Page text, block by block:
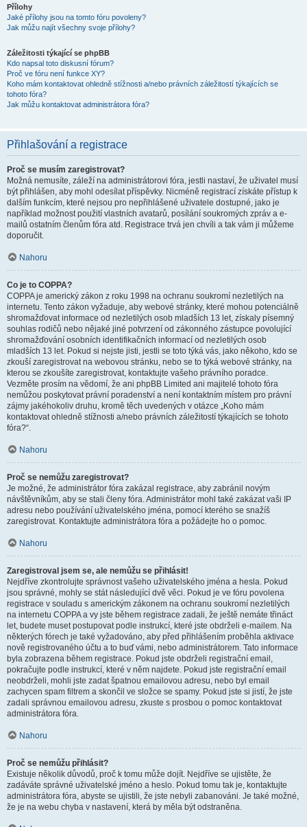
Přílohy
Jaké přílohy jsou na tomto fóru povoleny?
Jak můžu najít všechny svoje přílohy?
Záležitosti týkající se phpBB
Kdo napsal toto diskusní fórum?
Proč ve fóru není funkce XY?
Koho mám kontaktovat ohledně stížnosti a/nebo právních záležitostí týkajících se
tohoto fóra?
Jak můžu kontaktovat administrátora fóra?
Přihlašování a registrace
Proč se musím zaregistrovat?
Možná nemusíte, záleží na administrátorovi fóra, jestli nastaví, že uživatel musí
být přihlášen, aby mohl odesílat příspěvky. Nicméně registrací získáte přístup k
dalším funkcím, které nejsou pro nepřihlášené uživatele dostupné, jako je
například možnost použití vlastních avatarů, posílání soukromých zpráv a e-
mailů ostatním členům fóra atd. Registrace trvá jen chvíli a tak vám ji můžeme
doporučit.
Nahoru
Co je to COPPA?
COPPA je americký zákon z roku 1998 na ochranu soukromí nezletilých na
internetu. Tento zákon vyžaduje, aby webové stránky, které mohou potenciálně
shromažďovat informace od nezletilých osob mladších 13 let, získaly písemný
souhlas rodičů nebo nějaké jiné potvrzení od zákonného zástupce povolující
shromažďování osobních identifikačních informací od nezletilých osob
mladších 13 let. Pokud si nejste jisti, jestli se toto týká vás, jako někoho, kdo se
zkouší zaregistrovat na webovou stránku, nebo se to týká webové stránky, na
kterou se zkoušíte zaregistrovat, kontaktujte vašeho právního poradce.
Vezměte prosím na vědomí, že ani phpBB Limited ani majitelé tohoto fóra
nemůžou poskytovat právní poradenství a není kontaktním místem pro právní
zájmy jakéhokoliv druhu, kromě těch uvedených v otázce „Koho mám
kontaktovat ohledně stížnosti a/nebo právních záležitostí týkajících se tohoto
fóra?“.
Nahoru
Proč se nemůžu zaregistrovat?
Je možné, že administrátor fóra zakázal registrace, aby zabránil novým
návštěvníkům, aby se stali členy fóra. Administrátor mohl také zakázat vaši IP
adresu nebo používání uživatelského jména, pomocí kterého se snažíš
zaregistrovat. Kontaktujte administrátora fóra a požádejte ho o pomoc.
Nahoru
Zaregistroval jsem se, ale nemůžu se přihlásit!
Nejdříve zkontrolujte správnost vašeho uživatelského jména a hesla. Pokud
jsou správné, mohly se stát následující dvě věci. Pokud je ve fóru povolena
registrace v souladu s americkým zákonem na ochranu soukromí nezletilých
na internetu COPPA a vy jste během registrace zadali, že ještě nemáte třináct
let, budete muset postupovat podle instrukcí, které jste obdrželi e-mailem. Na
některých fórech je také vyžadováno, aby před přihlášením proběhla aktivace
nově registrovaného účtu a to buď vámi, nebo administrátorem. Tato informace
byla zobrazena během registrace. Pokud jste obdrželi registrační email,
pokračujte podle instrukcí, které v něm najdete. Pokud jste registrační email
neobdrželi, mohli jste zadat špatnou emailovou adresu, nebo byl email
zachycen spam filtrem a skončil ve složce se spamy. Pokud jste si jistí, že jste
zadali správnou emailovou adresu, zkuste s prosbou o pomoc kontaktovat
administrátora fóra.
Nahoru
Proč se nemůžu přihlásit?
Existuje několik důvodů, proč k tomu může dojít. Nejdříve se ujistěte, že
zadáváte správné uživatelské jméno a heslo. Pokud tomu tak je, kontaktujte
administrátora fóra, abyste se ujistili, že jste nebyli zabanováni. Je také možné,
že je na webu chyba v nastavení, která by měla být odstraněna.